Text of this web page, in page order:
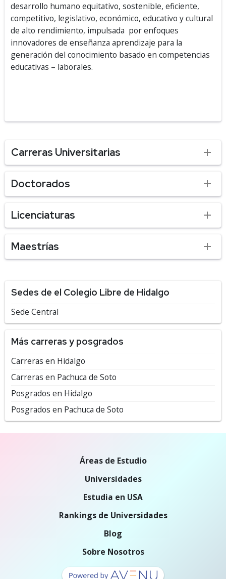
desarrollo humano equitativo, sostenible, eficiente,
competitivo, legislativo, económico, educativo y cultural
de alto rendimiento, impulsada por enfoques
innovadores de enseñanza aprendizaje para la
generación del conocimiento basado en competencias
educativas – laborales.
Carreras Universitarias
Doctorados
Licenciaturas
Maestrías
Sedes de el Colegio Libre de Hidalgo
Sede Central
Más carreras y posgrados
Carreras en Hidalgo
Carreras en Pachuca de Soto
Posgrados en Hidalgo
Posgrados en Pachuca de Soto
Áreas de Estudio
Universidades
Estudia en USA
Rankings de Universidades
Blog
Sobre Nosotros